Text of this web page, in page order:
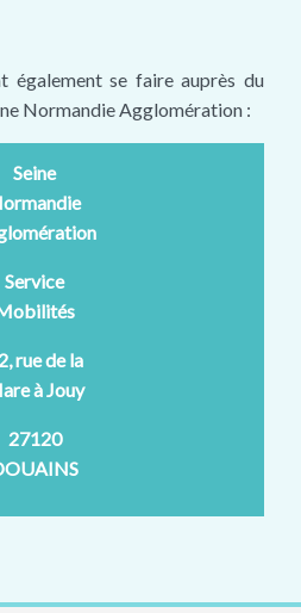
également se faire auprès du
Normandie Agglomération :
Seine
Service
rue de la
à Jouy
27120